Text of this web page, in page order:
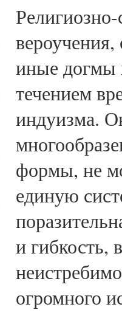
Религиозно-
иные догмы
течением
индуизма.
формы, не
единую
и гибкость,
огромного